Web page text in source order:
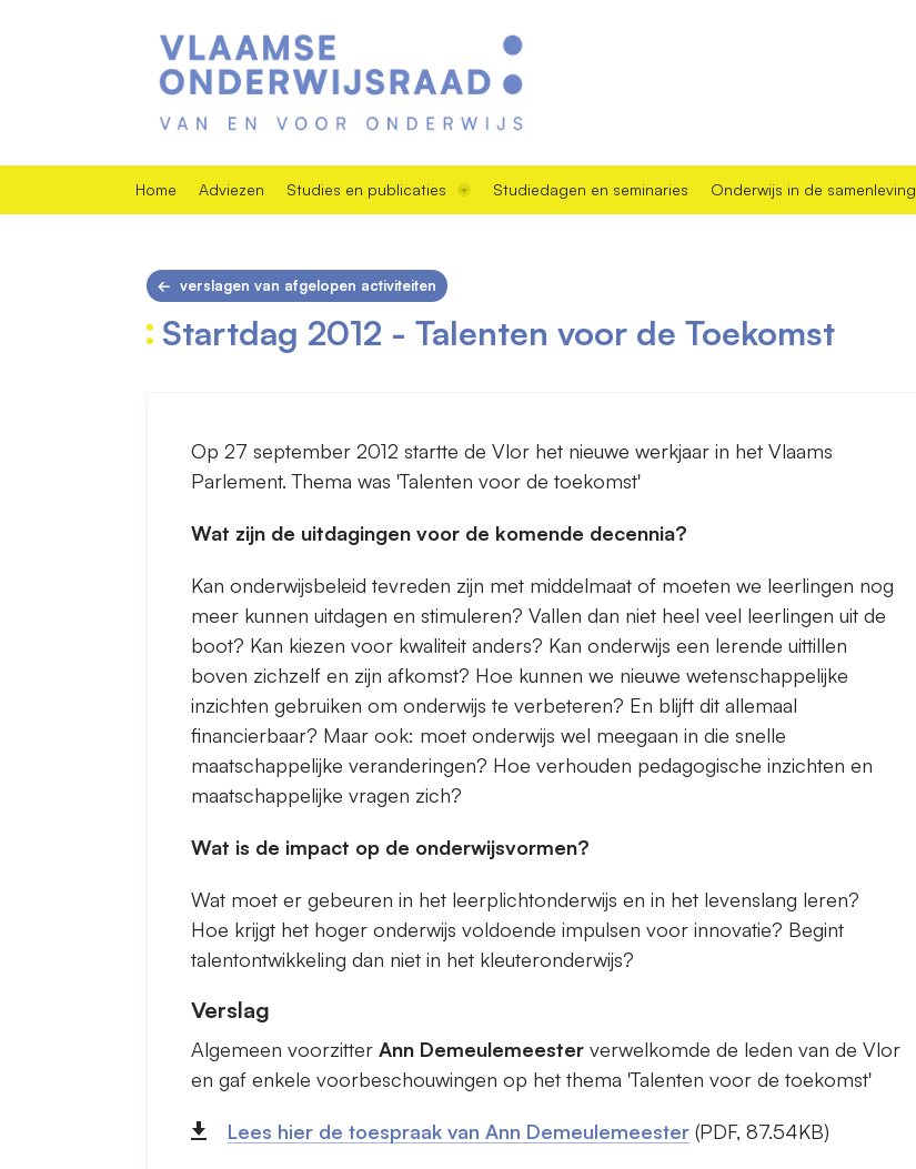
Home Adviezen Studies en publicaties Studiedagen en seminaries Onderwijs in de samenleving
verslagen van afgelopen activiteiten
Startdag 2012 - Talenten voor de Toekomst
Op 27 september 2012 startte de Vlor het nieuwe werkjaar in het Vlaams
Parlement. Thema was 'Talenten voor de toekomst'
Wat zijn de uitdagingen voor de komende decennia?
Kan onderwijsbeleid tevreden zijn met middelmaat of moeten we leerlingen nog
meer kunnen uitdagen en stimuleren? Vallen dan niet heel veel leerlingen uit de
boot? Kan kiezen voor kwaliteit anders? Kan onderwijs een lerende uittillen
boven zichzelf en zijn afkomst? Hoe kunnen we nieuwe wetenschappelijke
inzichten gebruiken om onderwijs te verbeteren? En blijft dit allemaal
financierbaar? Maar ook: moet onderwijs wel meegaan in die snelle
maatschappelijke veranderingen? Hoe verhouden pedagogische inzichten en
maatschappelijke vragen zich?
Wat is de impact op de onderwijsvormen?
Wat moet er gebeuren in het leerplichtonderwijs en in het levenslang leren?
Hoe krijgt het hoger onderwijs voldoende impulsen voor innovatie? Begint
talentontwikkeling dan niet in het kleuteronderwijs?
Verslag
Algemeen voorzitter Ann Demeulemeester verwelkomde de leden van de Vlor
en gaf enkele voorbeschouwingen op het thema 'Talenten voor de toekomst'
Lees hier de toespraak van Ann Demeulemeester (PDF, 87.54KB)